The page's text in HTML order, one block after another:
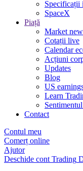
Specificații
SpaceX
Piață
Market
Cotații live
Calendar
Acțiuni
Updates
Blog
US
Learn
Contact
Contul meu
Comerț online
Ajutor
Deschide cont Trading